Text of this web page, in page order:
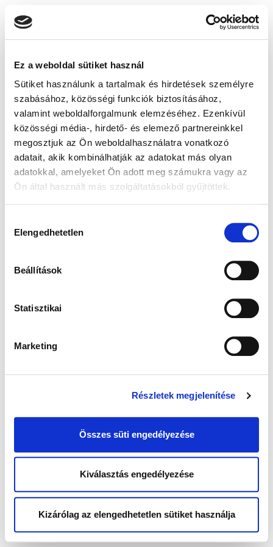
Ez a weboldal sütiket használ
Sütiket használunk a tartalmak és hirdetések személyre
szabásához, közösségi funkciók biztosításához,
valamint weboldalforgalmunk elemzéséhez. Ezenkívül
közösségi média-, hirdető- és elemező partnereinkkel
megosztjuk az Ön weboldalhasználatra vonatkozó
adatait, akik kombinálhatják az adatokat más olyan
adatokkal, amelyeket Ön adott meg számukra vagy az
Ön által használt más szolgáltatásokból gyűjtöttek.
kiválasztása
Elengedhetetlen
Beállítások
Statisztikai
Marketing
Részletek megjelenítése
Összes süti engedélyezése
Kiválasztás engedélyezése
Kizárólag az elengedhetetlen sütiket használja